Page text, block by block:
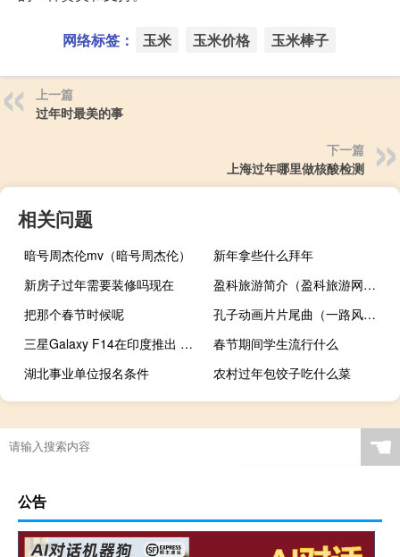
网络标签： 玉米 玉米价格 玉米棒子
上一篇
过年时最美的事
下一篇
上海过年哪里做核酸检测
相关问题
暗号周杰伦mv（暗号周杰伦）
新年拿些什么拜年
新房子过年需要装修吗现在
盈科旅游简介（盈科旅游网官网）
把那个春节时候呢
孔子动画片片尾曲（一路风尘-动画片《郑和下西洋》片尾曲简介）
三星Galaxy F14在印度推出 配备90Hz显示屏
春节期间学生流行什么
湖北事业单位报名条件
农村过年包饺子吃什么菜
☚
公告